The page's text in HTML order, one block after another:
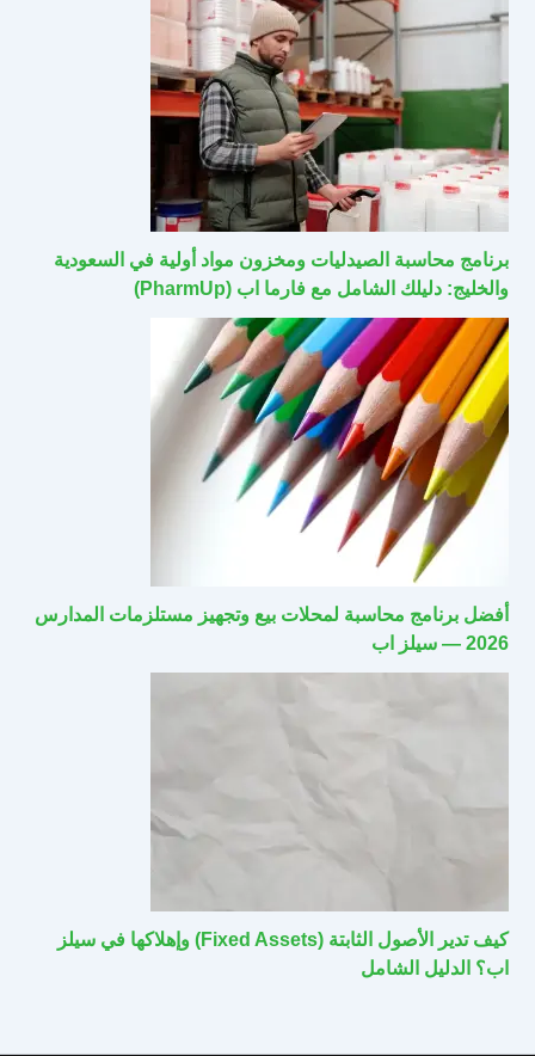
برنامج محاسبة الصيدليات ومخزون مواد أولية في السعودية
والخليج: دليلك الشامل مع فارما اب (PharmUp)
أفضل برنامج محاسبة لمحلات بيع وتجهيز مستلزمات المدارس
2026 — سيلز اب
كيف تدير الأصول الثابتة (Fixed Assets) وإهلاكها في سيلز
اب؟ الدليل الشامل